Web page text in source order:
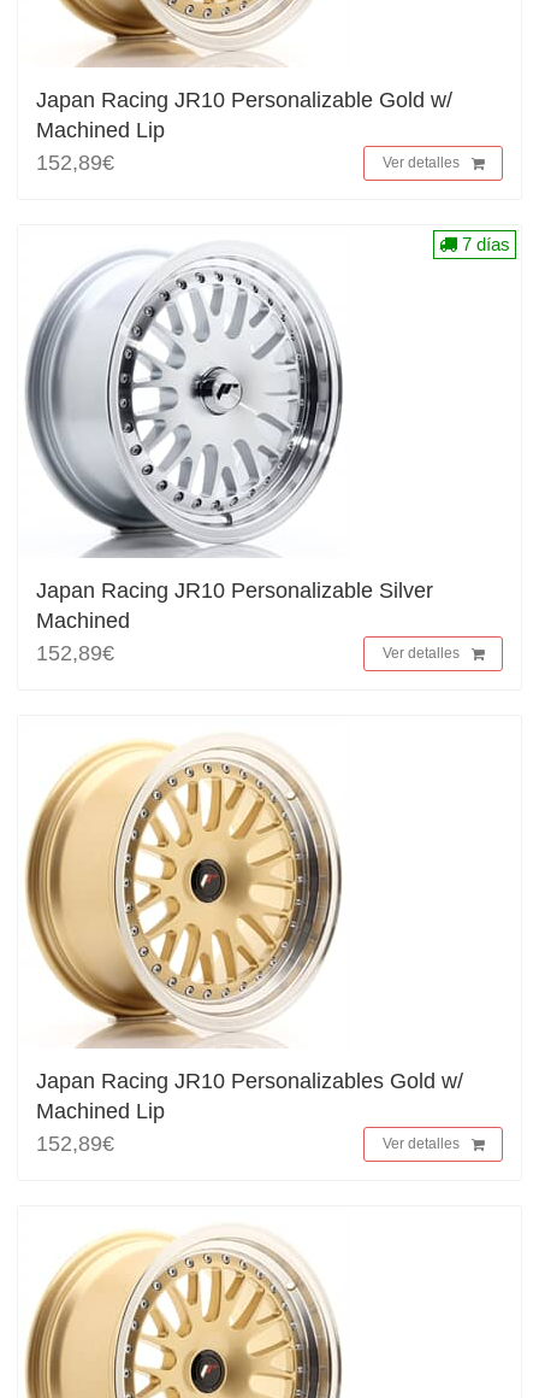
Japan Racing JR10 Personalizable Gold w/
Machined Lip
152,89€
Ver detalles
Japan Racing JR10 Personalizable Silver
Machined
152,89€
Ver detalles
7 días
Japan Racing JR10 Personalizables Gold w/
Machined Lip
152,89€
Ver detalles